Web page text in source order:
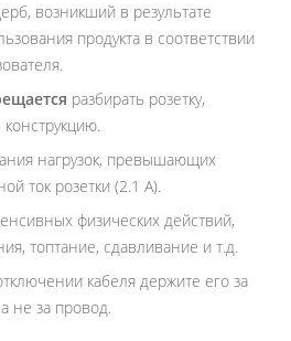
возникший в результате
продукта в соответствии
разбирать розетку,
нагрузок, превышающих
ток розетки (2.1 А).
физических действий,
топтание, сдавливание и т.д.
кабеля держите его за
не за провод.